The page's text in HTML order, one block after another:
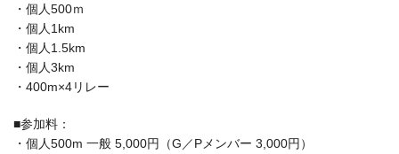
・個人500ｍ
・個人1km
・個人1.5km
・個人3km
・400m×4リレー
■参加料：
・個人500m 一般 5,000円（G／Pメンバー 3,000円）